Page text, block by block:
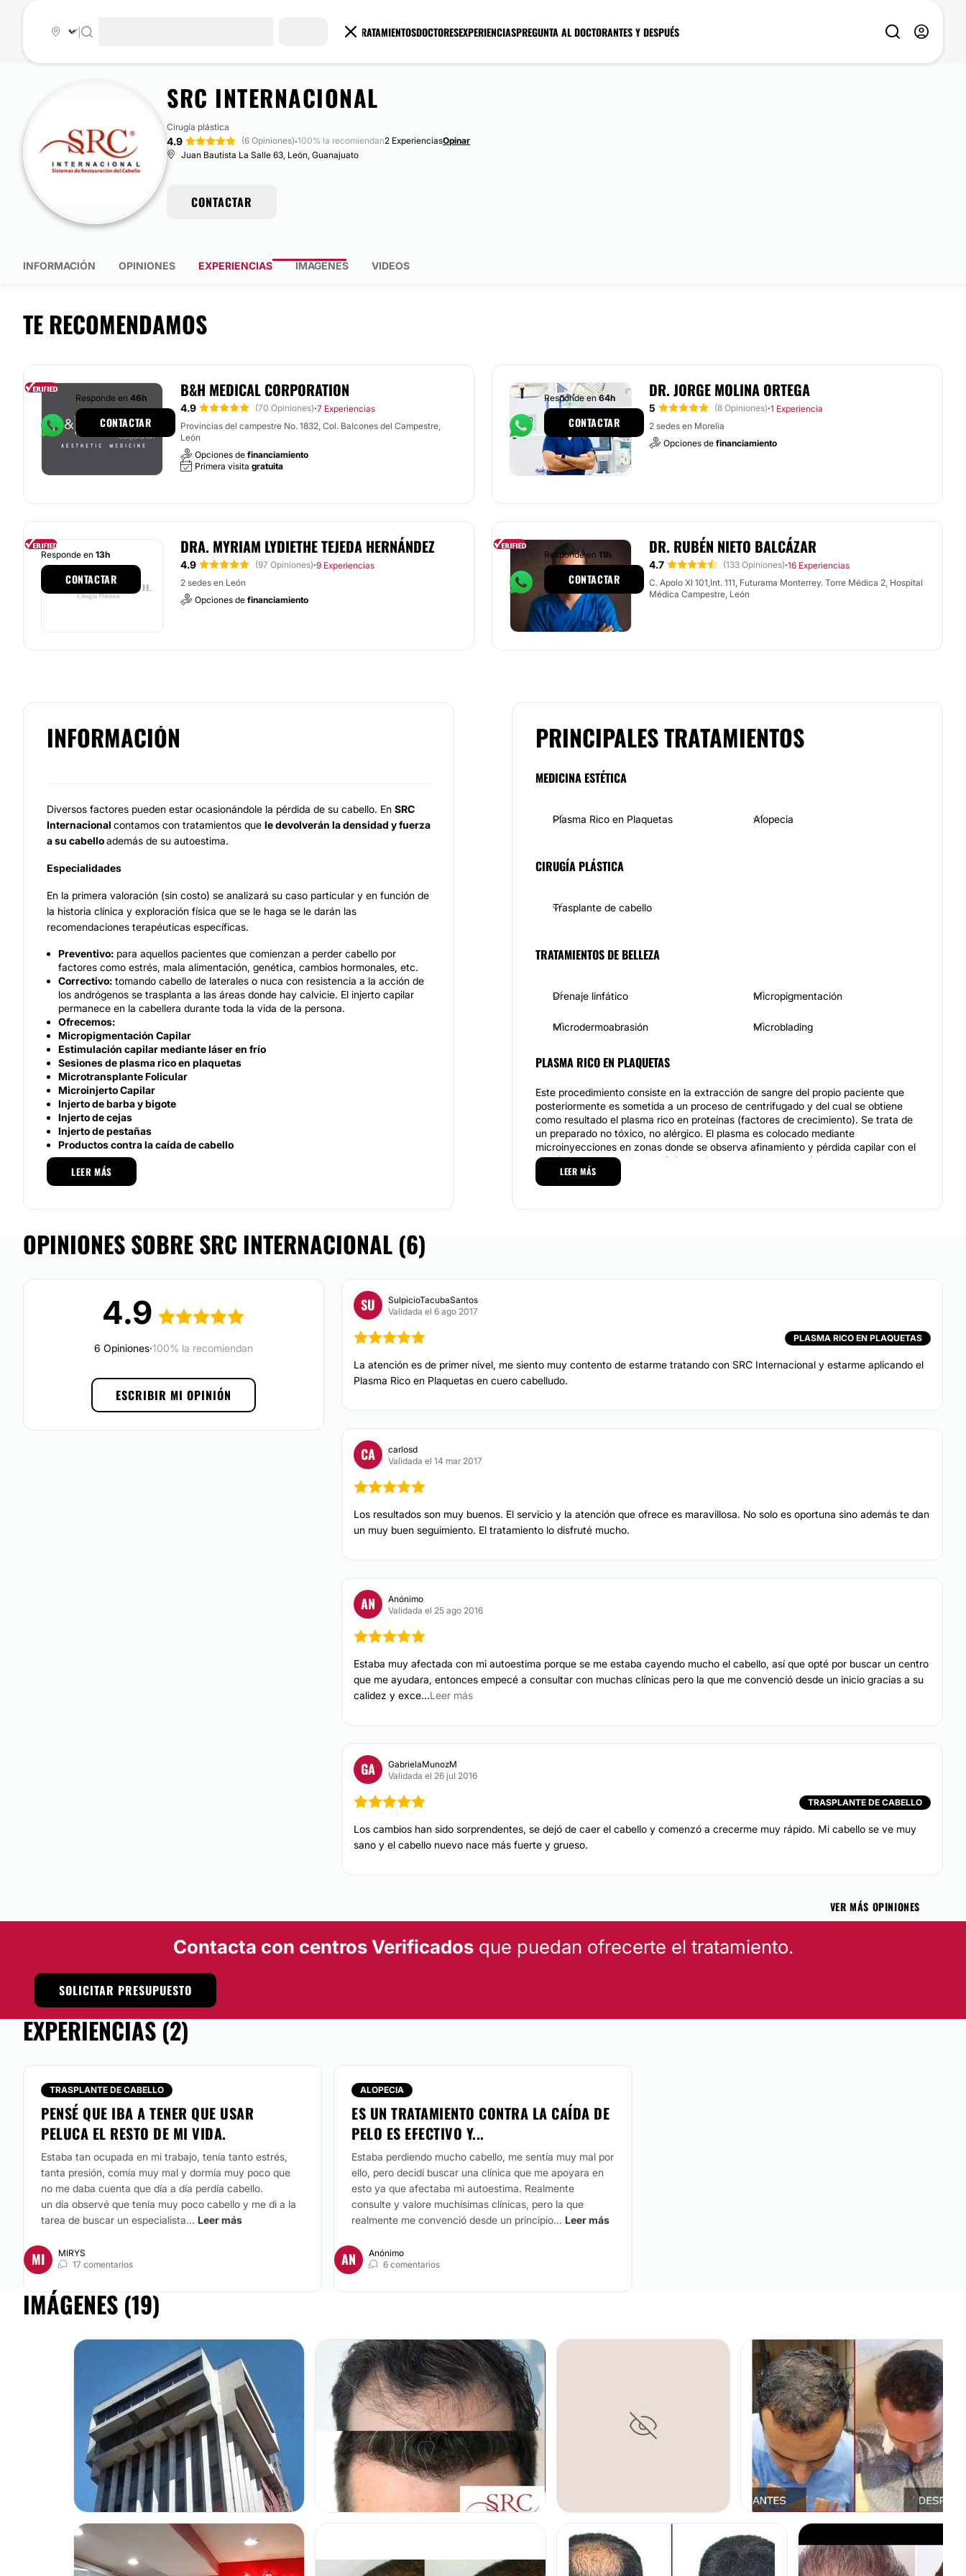
TRATAMIENTOSDOCTORESEXPERIENCIASPREGUNTA AL DOCTORANTES Y DESPUÉS
SRC INTERNACIONAL
Cirugía plástica
4.9 (6 Opiniones)·100% la recomiendan2 ExperienciasOpinar
Juan Bautista La Salle 63, León, Guanajuato
CONTACTAR
INFORMACIÓN OPINIONES EXPERIENCIAS IMÁGENES VIDEOS
TE RECOMENDAMOS
B&H MEDICAL CORPORATION
4.9 (70 Opiniones)·7 Experiencias
Provincias del campestre No. 1832, Col. Balcones del Campestre,
León
Opciones de financiamiento
Primera visita gratuita
Responde en 46h
CONTACTAR
DR. JORGE MOLINA ORTEGA
5 (8 Opiniones)·1 Experiencia
2 sedes en Morelia
Opciones de financiamiento
Responde en 64h
CONTACTAR
DRA. MYRIAM LYDIETHE TEJEDA HERNÁNDEZ
4.9 (97 Opiniones)·9 Experiencias
2 sedes en León
Opciones de financiamiento
Responde en 13h
CONTACTAR
DR. RUBÉN NIETO BALCÁZAR
4.7 (133 Opiniones)·16 Experiencias
C. Apolo XI 101,Int. 111, Futurama Monterrey. Torre Médica 2, Hospital
Médica Campestre, León
Responde en 11h
CONTACTAR
INFORMACIÓN
Diversos factores pueden estar ocasionándole la pérdida de su cabello. En SRC
Internacional contamos con tratamientos que le devolverán la densidad y fuerza
a su cabelloademás de su autoestima.
Especialidades
En la primera valoración (sin costo) se analizará su caso particular y en función de
la historia clínica y exploración física que se le haga se le darán las
recomendaciones terapéuticas específicas.
Preventivo: para aquellos pacientes que comienzan a perder cabello por
factores como estrés, mala alimentación, genética, cambios hormonales, etc.
Correctivo: tomando cabello de laterales o nuca con resistencia a la acción de
los andrógenos se trasplanta a las áreas donde hay calvicie. El injerto capilar
permanece en la cabellera durante toda la vida de la persona.
Ofrecemos:
Micropigmentación Capilar
Estimulación capilar mediante láser en frío
Sesiones de plasma rico en plaquetas
Microtransplante Folicular
Microinjerto Capilar
Injerto de barba y bigote
Injerto de cejas
Injerto de pestañas
Productos contra la caída de cabello
Hemos sido una
tratamiento personalizado con resultados altamente efectivos.
Nuestros cirujanos son expertos en las dos técnicas de injerto capilar que existen:
Técnica FUE (Follicular Unit Extraction) y Técnica FUSS (Follicular Unit Strip
Por lo tanto, el equipo se encuentra capacitado y preparado para ofrecer cada
Averigüe si le han realizado un presupuesto adecuado, si le explicaron si la
cantidad de injertos ofrecidos en realidad harán un cambio en su imagen, si
expectativas sean realistas. Nos conducimos con respeto y honestidad. Confíe en
Distrito Federal
LEER MÁS
PRINCIPALES TRATAMIENTOS
MEDICINA ESTÉTICA
Plasma Rico en Plaquetas Alopecia
CIRUGÍA PLÁSTICA
Trasplante de cabello
TRATAMIENTOS DE BELLEZA
Drenaje linfático Micropigmentación
Microdermoabrasión Microblading
PLASMA RICO EN PLAQUETAS
Este procedimiento consiste en la extracción de sangre del propio paciente que
posteriormente es sometida a un proceso de centrifugado y del cual se obtiene
como resultado el plasma rico en proteínas (factores de crecimiento). Se trata de
un preparado no tóxico, no alérgico. El plasma es colocado mediante
microinyecciones en zonas donde se observa afinamiento y pérdida capilar con el
propósito de que activen el folículo piloso, deteniendo la caída y mejorando el
volumen y densidad del cabello.
LEER MÁS
OPINIONES SOBRE SRC INTERNACIONAL (6)
4.9
6 Opiniones·100% la recomiendan
ESCRIBIR MI OPINIÓN
SU
SulpicioTacubaSantos
Validada el 6 ago 2017
PLASMA RICO EN PLAQUETAS
La atención es de primer nivel, me siento muy contento de estarme tratando con SRC Internacional y estarme aplicando el
Plasma Rico en Plaquetas en cuero cabelludo.
CA
carlosd
Validada el 14 mar 2017
Los resultados son muy buenos. El servicio y la atención que ofrece es maravillosa. No solo es oportuna sino además te dan
un muy buen seguimiento. El tratamiento lo disfruté mucho.
AN
Anónimo
Validada el 25 ago 2016
Estaba muy afectada con mi autoestima porque se me estaba cayendo mucho el cabello, así que opté por buscar un centro
que me ayudara, entonces empecé a consultar con muchas clínicas pero la que me convenció desde un inicio gracias a su
calidez y exce...Leer más
GA
GabrielaMunozM
Validada el 26 jul 2016
TRASPLANTE DE CABELLO
Los cambios han sido sorprendentes, se dejó de caer el cabello y comenzó a crecerme muy rápido. Mi cabello se ve muy
sano y el cabello nuevo nace más fuerte y grueso.
VER MÁS OPINIONES
Contacta con centros Verificadosque puedan ofrecerte el tratamiento.
SOLICITAR PRESUPUESTO
EXPERIENCIAS (2)
TRASPLANTE DE CABELLO
PENSÉ QUE IBA A TENER QUE USAR
PELUCA EL RESTO DE MI VIDA.
Estaba tan ocupada en mi trabajo, tenía tanto estrés,
tanta presión, comía muy mal y dormía muy poco que
no me daba cuenta que día a día perdía cabello.
un día observé que tenía muy poco cabello y me di a la
tarea de buscar un especialista... Leer más
MI
MIRYS
17 comentarios
ALOPECIA
ES UN TRATAMIENTO CONTRA LA CAÍDA DE
PELO ES EFECTIVO Y...
Estaba perdiendo mucho cabello, me sentía muy mal por
ello, pero decidí buscar una clínica que me apoyara en
esto ya que afectaba mi autoestima. Realmente
consulte y valore muchísimas clínicas, pero la que
realmente me convenció desde un principio... Leer más
AN
Anónimo
6 comentarios
IMÁGENES (19)